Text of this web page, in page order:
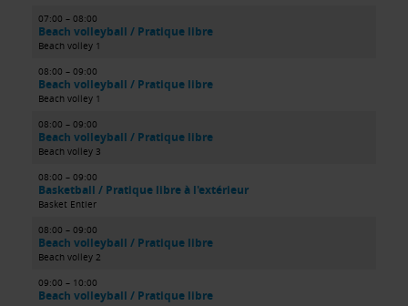
07:00 – 08:00
Beach volleyball / Pratique libre
Beach volley 1
08:00 – 09:00
Beach volleyball / Pratique libre
Beach volley 1
08:00 – 09:00
Beach volleyball / Pratique libre
Beach volley 3
08:00 – 09:00
Basketball / Pratique libre à l'extérieur
Basket Entier
08:00 – 09:00
Beach volleyball / Pratique libre
Beach volley 2
09:00 – 10:00
Beach volleyball / Pratique libre